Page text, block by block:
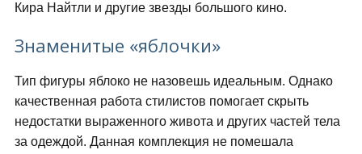
Кира Найтли и другие звезды большого кино.
Знаменитые «яблочки»
Тип фигуры яблоко не назовешь идеальным. Однако
качественная работа стилистов помогает скрыть
недостатки выраженного живота и других частей тела
за одеждой. Данная комплекция не помешала